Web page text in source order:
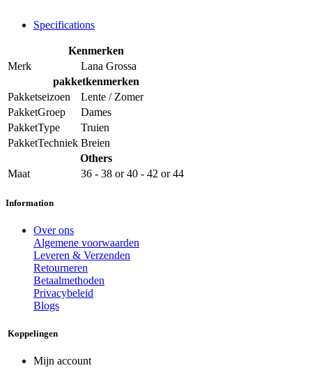
Specifications
Kenmerken
Merk
Lana Grossa
pakketkenmerken
Pakketseizoen
Lente / Zomer
PakketGroep
Dames
PakketType
Truien
PakketTechniek Breien
Others
Maat
36 - 38 or40 - 42 or44
Information
Over ons
Algemene voorwaarden
Leveren & Verzenden
Retourneren
Betaalmethoden
Privacybeleid
Blogs
Koppelingen
Mijn account